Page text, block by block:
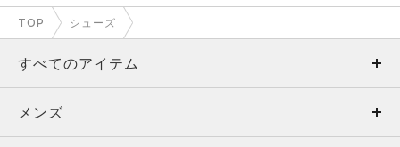
TOP シューズ
すべてのアイテム
メンズ
メンズ